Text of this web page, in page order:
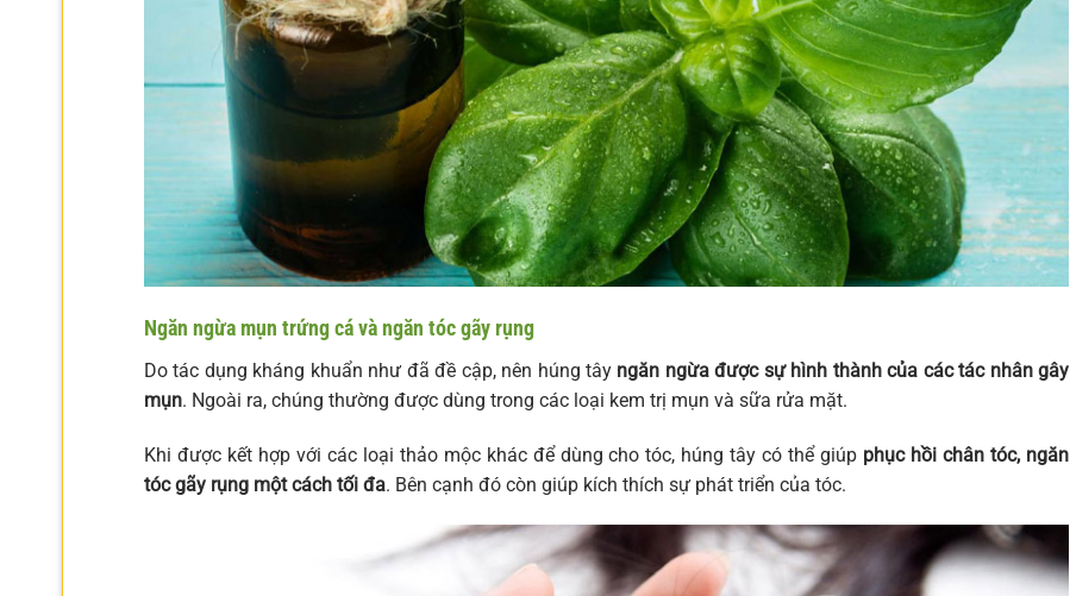
Ngăn ngừa mụn trứng cá và ngăn tóc gãy rụng
Do tác dụng kháng khuẩn như đã đề cập, nên húng tây ngăn ngừa được sự hình thành của các tác nhân gây
mụn. Ngoài ra, chúng thường được dùng trong các loại kem trị mụn và sữa rửa mặt.
Khi được kết hợp với các loại thảo mộc khác để dùng cho tóc, húng tây có thể giúp phục hồi chân tóc, ngăn
tóc gãy rụng một cách tối đa. Bên cạnh đó còn giúp kích thích sự phát triển của tóc.